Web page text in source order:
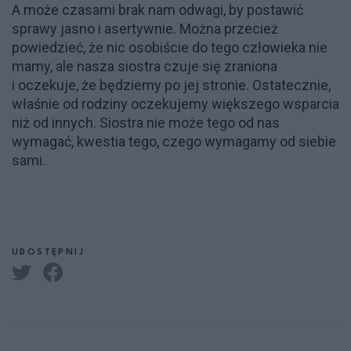
A może czasami brak nam odwagi, by postawić
sprawy jasno i asertywnie. Można przecież
powiedzieć, że nic osobiście do tego człowieka nie
mamy, ale nasza siostra czuje się zraniona
i oczekuje, że będziemy po jej stronie. Ostatecznie,
właśnie od rodziny oczekujemy większego wsparcia
niż od innych. Siostra nie może tego od nas
wymagać, kwestia tego, czego wymagamy od siebie
sami.
UDOSTĘPNIJ